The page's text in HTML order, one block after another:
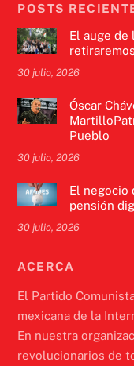
POSTS
El auge de
30 julio, 2026
Óscar
Pueblo
30 julio, 2026
El negocio
pensión
30 julio, 2026
ACERCA
El Partido
mexicana de la
En nuestra
revolucionarios de